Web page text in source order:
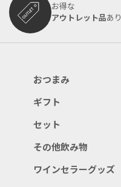
お得な
アウトレット品あり
おつまみ
ギフト
セット
その他飲み物
ワインセラーグッズ